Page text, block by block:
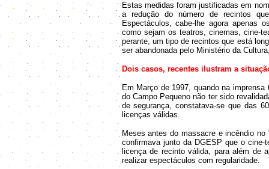
Estas medidas foram justificadas em
a redução do número de recintos
Espectáculos, cabe-lhe agora apenas
como sejam os teatros, cinemas, cine-
perante, um tipo de recintos que está
ser abandonada pelo Ministério da
Dois casos, recentes ilustram a
Em Março de 1997, quando na
do Campo Pequeno não ter sido
de segurança, constatava-se que das
licenças válidas.
Meses antes do massacre e incêndio
confirmava junto da DGESP que o cine-
licença de recinto válida, para além de
realizar espectáculos com regularidade.